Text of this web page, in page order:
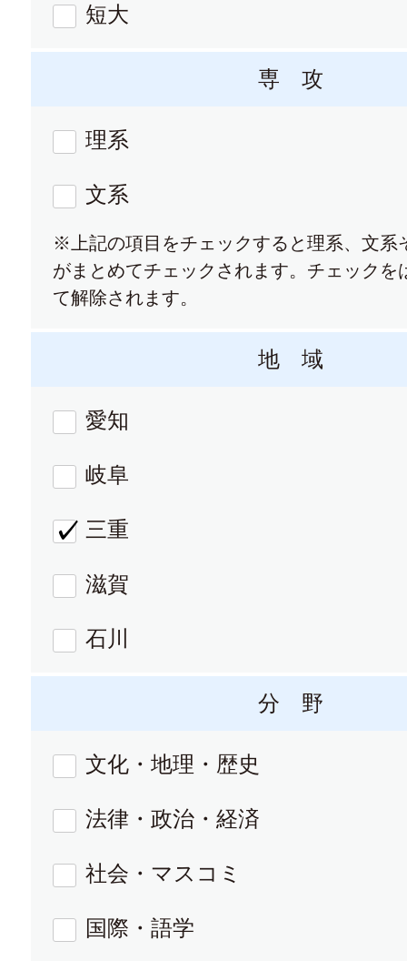
短大
専 攻
理系
文系
※上記の項目をチェックすると理系、文系
がまとめてチェックされます。チェックを
て解除されます。
地 域
愛知
岐阜
三重
滋賀
石川
分 野
文化・地理・歴史
法律・政治・経済
社会・マスコミ
国際・語学